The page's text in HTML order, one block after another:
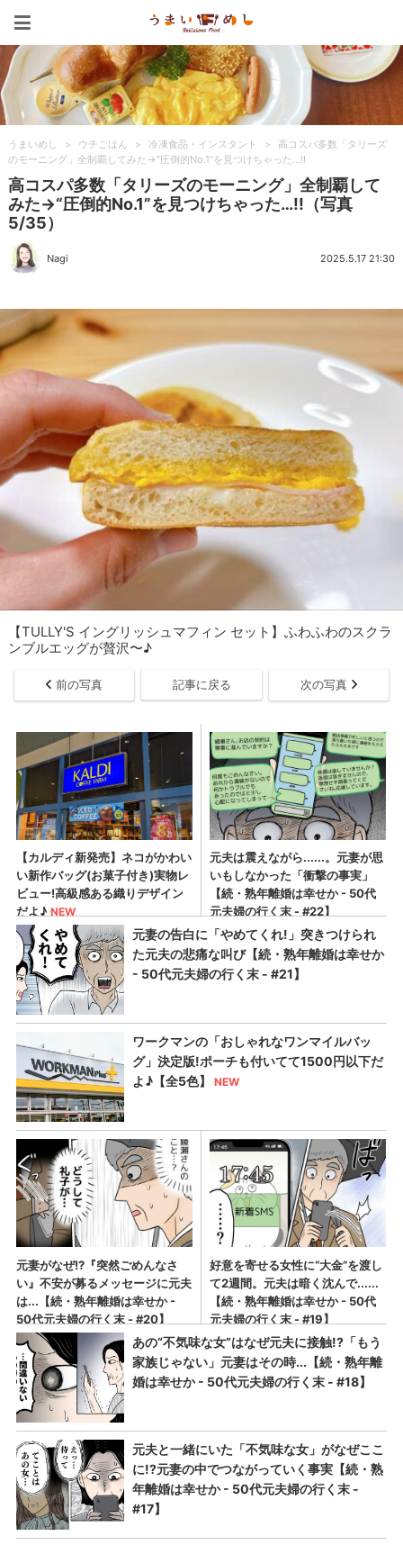
うまいめし > ウチごはん > 冷凍食品・インスタント >
高コスパ多数「タリーズ
のモーニング」全制覇してみた→“圧倒的No.1”を見つけちゃった…!!
高コスパ多数「タリーズのモーニング」全制覇して
みた→“圧倒的No.1”を見つけちゃった…!!（写真
5/35）
Nagi 2025.5.17 21:30
【TULLY'S イングリッシュマフィン セット】ふわふわのスクラ
ンブルエッグが贅沢〜♪
前の写真 記事に戻る 次の写真